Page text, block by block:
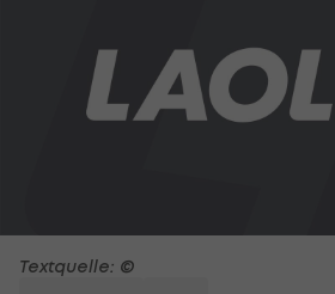
Textquelle: ©